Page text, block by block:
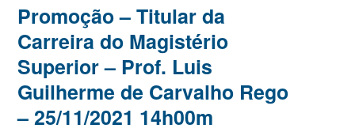
Promoção – Titular da
Carreira do Magistério
Superior – Prof. Luis
Guilherme de Carvalho Rego
– 25/11/2021 14h00m